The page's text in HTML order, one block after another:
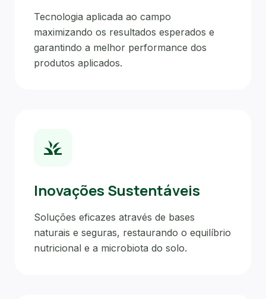
Tecnologia aplicada ao campo
maximizando os resultados esperados e
garantindo a melhor performance dos
produtos aplicados.
grass
Inovações Sustentáveis
Soluções eficazes através de bases
naturais e seguras, restaurando o equilíbrio
nutricional e a microbiota do solo.